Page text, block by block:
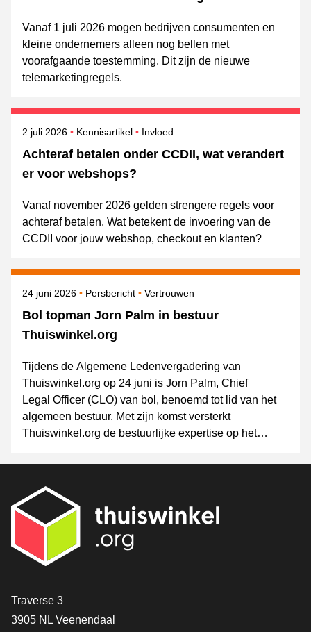
Vanaf 1 juli 2026 mogen bedrijven consumenten en
kleine ondernemers alleen nog bellen met
voorafgaande toestemming. Dit zijn de nieuwe
telemarketingregels.
Achteraf betalen onder CCDII, wat verandert
er voor webshops?
Gepubliceerd op
2 juli 2026 Kennisartikel Onderwerpen
Invloed
Vanaf november 2026 gelden strengere regels voor
achteraf betalen. Wat betekent de invoering van de
CCDII voor jouw webshop, checkout en klanten?
Bol topman Jorn Palm in bestuur
Thuiswinkel.org
Gepubliceerd op
24 juni 2026 Categorie
Persbericht Onderwerpen
Vertrouwen
Tijdens de Algemene Ledenvergadering van
Thuiswinkel.org op 24 juni is Jorn Palm, Chief
Legal Officer (CLO) van bol, benoemd tot lid van het
algemeen bestuur. Met zijn komst versterkt
Thuiswinkel.org de bestuurlijke expertise op het
innovatie en (online) consumentenvertrouwen.
Contact
Traverse 3
3905 NL Veenendaal